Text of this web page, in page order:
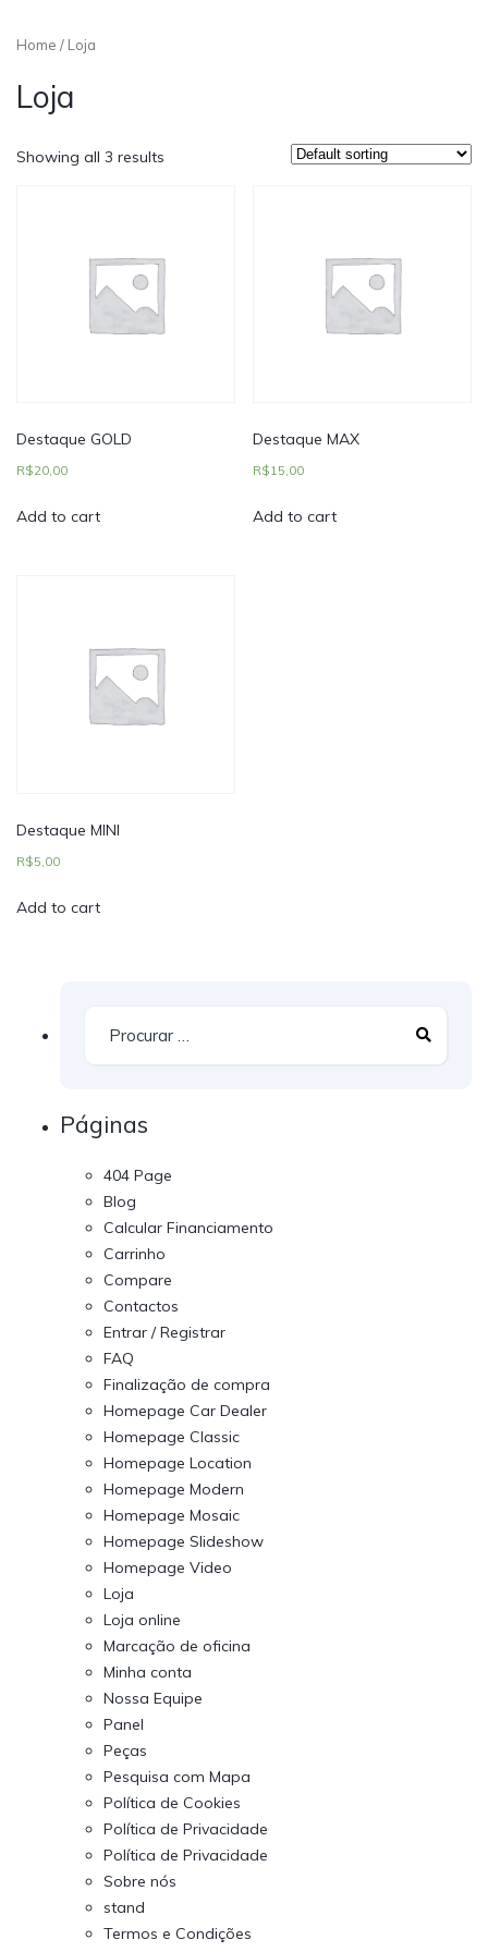
Home / Loja
Loja
Showing all 3 results
Destaque GOLD
R$20,00
Add to cart
Destaque MAX
R$15,00
Add to cart
Destaque MINI
R$5,00
Add to cart
Páginas
404 Page
Blog
Calcular Financiamento
Carrinho
Compare
Contactos
Entrar / Registrar
FAQ
Finalização de compra
Homepage Car Dealer
Homepage Classic
Homepage Location
Homepage Modern
Homepage Mosaic
Homepage Slideshow
Homepage Video
Loja
Loja online
Marcação de oficina
Minha conta
Nossa Equipe
Panel
Peças
Pesquisa com Mapa
Política de Cookies
Política de Privacidade
Política de Privacidade
Sobre nós
stand
Termos e Condições